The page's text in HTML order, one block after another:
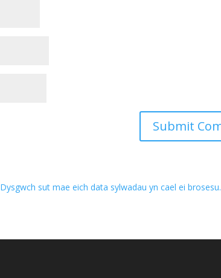
Dysgwch sut mae eich data sylwadau yn cael ei brosesu.